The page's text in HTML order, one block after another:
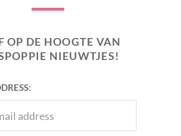
OP DE HOOGTE VAN
NIEUWTJES!